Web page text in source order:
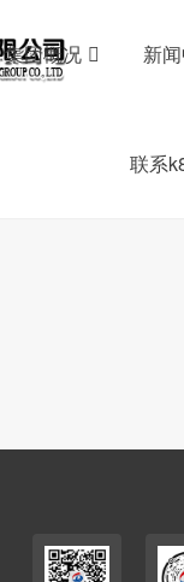
集团概况 新
联系